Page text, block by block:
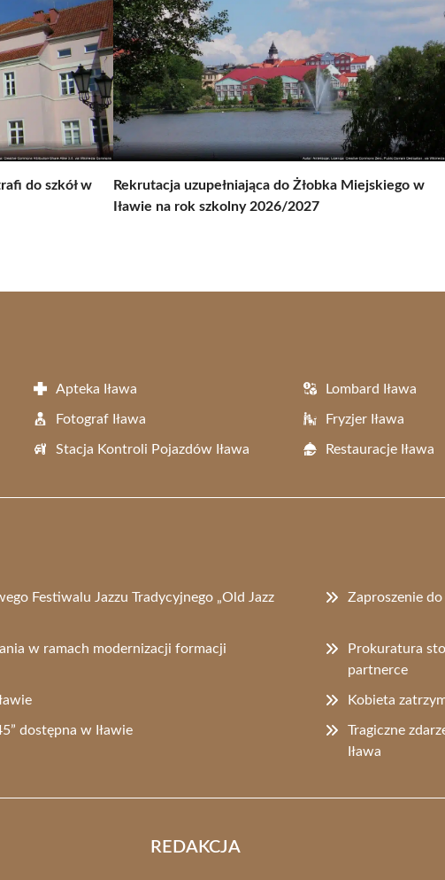
do szkół w
Rekrutacja uzupełniająca do Żłobka Miejskiego w
Iławie na rok szkolny 2026/2027
Apteka Iława Lombard Iława
Fotograf Iława Fryzjer Iława
Stacja Kontroli Pojazdów Iława Restauracje Iława
Festiwalu Jazzu Tradycyjnego „Old Jazz
Zaproszenie
w ramach modernizacji formacji
Prokuratura
partnerce
Kobieta
dostępna w Iławie
Tragiczne
Iława
REDAKCJA